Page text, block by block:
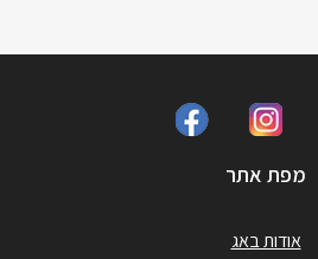
מפת אתר
אודות באג